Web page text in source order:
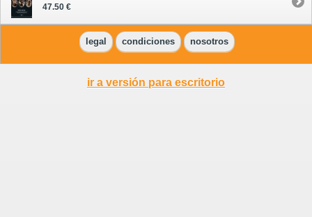
47.50 €
legal condiciones nosotros
ir a versión para escritorio